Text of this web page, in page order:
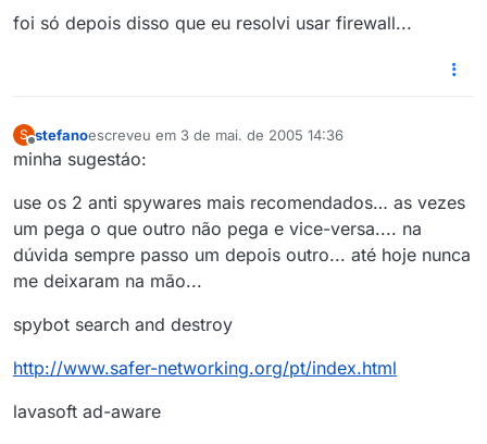
foi só depois disso que eu resolvi usar firewall...
S
Offline
stefanoescreveu em 3 de mai. de 2005 14:36
última edição por5 de mar. de 2005 10:37
minha sugestáo:
use os 2 anti spywares mais recomendados… as vezes
um pega o que outro não pega e vice-versa.... na
dúvida sempre passo um depois outro... até hoje nunca
me deixaram na mão...
spybot search and destroy
http://www.safer-networking.org/pt/index.html
lavasoft ad-aware